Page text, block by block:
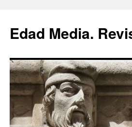
contenido
Edad Media.